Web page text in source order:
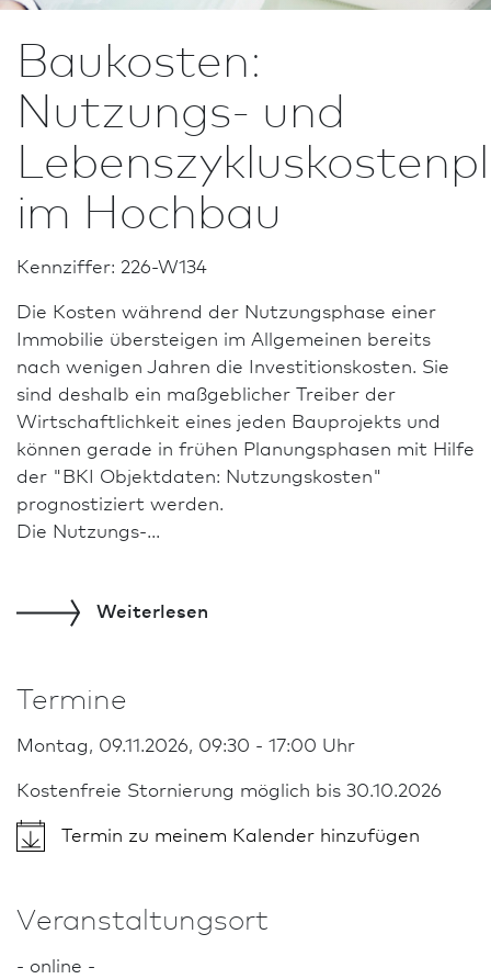
Baukosten:
Nutzungs- und
im Hochbau
Kennziffer: 226-W134
Die Kosten während der Nutzungsphase einer
Immobilie übersteigen im Allgemeinen bereits
nach wenigen Jahren die Investitionskosten. Sie
sind deshalb ein maßgeblicher Treiber der
Wirtschaftlichkeit eines jeden Bauprojekts und
können gerade in frühen Planungsphasen mit Hilfe
der "BKI Objektdaten: Nutzungskosten"
prognostiziert werden.
Die Nutzungs-...
Weiterlesen
Termine
Montag, 09.11.2026, 09:30 - 17:00 Uhr
Kostenfreie Stornierung möglich bis 30.10.2026
Termin zu meinem Kalender hinzufügen
Veranstaltungsort
- online -